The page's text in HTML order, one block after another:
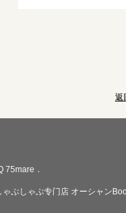
返
75mare．
ゃぶしゃぶ专门店 オーシャン